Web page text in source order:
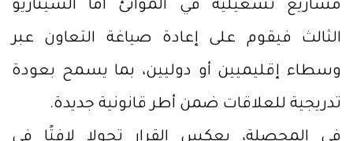
مشاريع تشغيلية في الموانئ أما السيناريو
الثالث فيقوم على إعادة صياغة التعاون عبر
وسطاء إقليميين أو دوليين، بما يسمح بعودة
تدريجية للعلاقات ضمن أطر قانونية جديدة.